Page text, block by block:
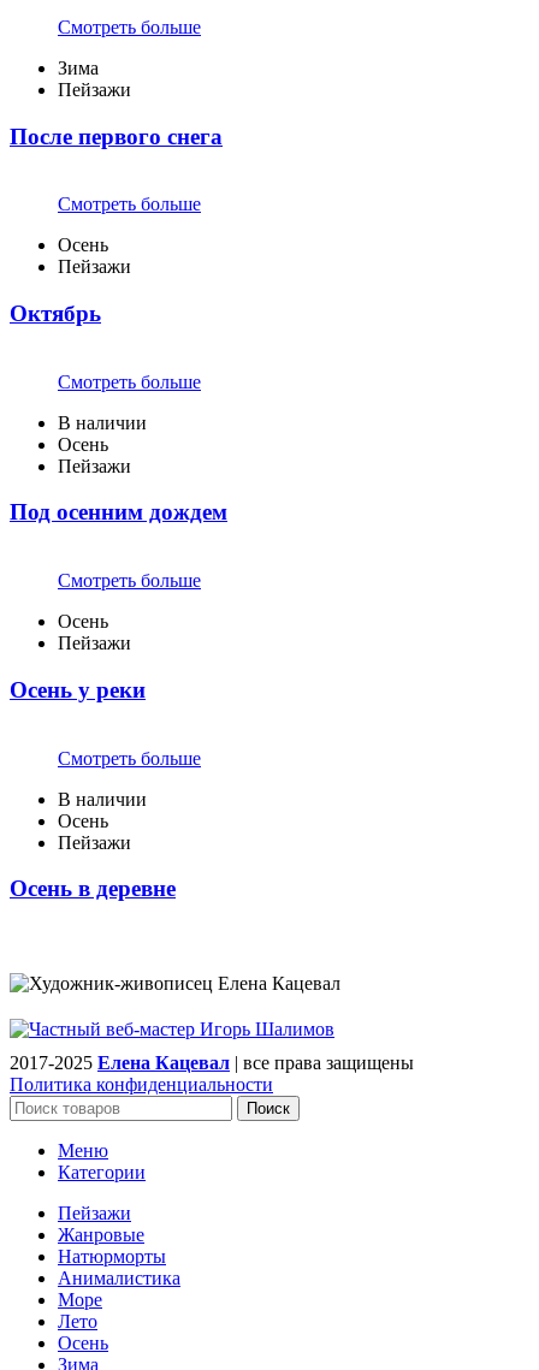
Смотреть больше
Зима
Пейзажи
После первого снега
Смотреть больше
Осень
Пейзажи
Октябрь
Смотреть больше
В наличии
Осень
Пейзажи
Под осенним дождем
Смотреть больше
Осень
Пейзажи
Осень у реки
Смотреть больше
В наличии
Осень
Пейзажи
Осень в деревне
2017-2025 Елена Кацевал | все права защищены
Политика конфиденциальности
Поиск
Меню
Категории
Пейзажи
Жанровые
Натюрморты
Анималистика
Море
Лето
Осень
Зима